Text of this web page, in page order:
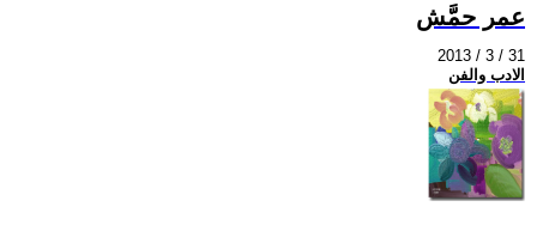
عمر حمَّش
2013 / 3 / 31
الادب والفن